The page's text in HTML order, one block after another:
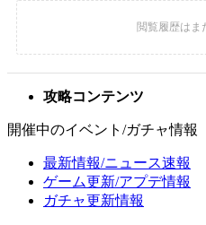
攻略コンテンツ
開催中のイベント/ガチャ情報
最新情報/ニュース速報
ゲーム更新/アプデ情報
ガチャ更新情報